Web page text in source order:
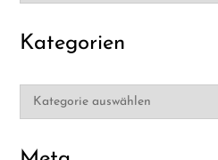
Kategorien
Kategorien